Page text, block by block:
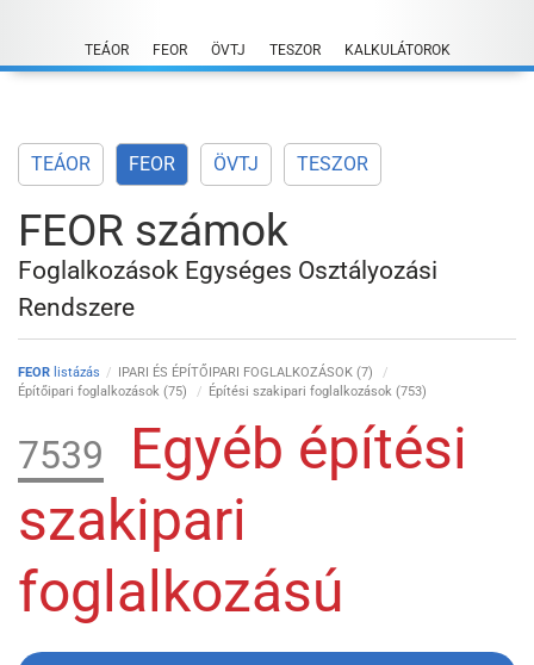
content
TEÁOR FEOR ÖVTJ TESZOR KALKULÁTOROK
TEÁOR FEOR ÖVTJ TESZOR
FEOR számok
Foglalkozások Egységes Osztályozási
Rendszere
FEOR listázás
IPARI ÉS ÉPÍTŐIPARI FOGLALKOZÁSOK (7)
Építőipari foglalkozások (75)
Építési szakipari foglalkozások (753)
7539
Egyéb építési
szakipari
foglalkozású